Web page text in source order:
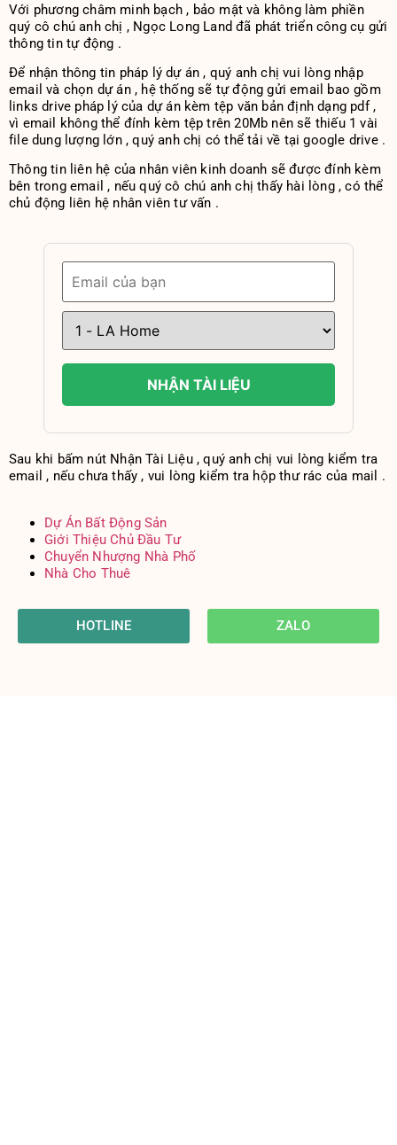
Với phương châm minh bạch , bảo mật và không làm phiền
quý cô chú anh chị , Ngọc Long Land đã phát triển công cụ gửi
thông tin tự động .
Để nhận thông tin pháp lý dự án , quý anh chị vui lòng nhập
email và chọn dự án , hệ thống sẽ tự động gửi email bao gồm
links drive pháp lý của dự án kèm tệp văn bản định dạng pdf ,
vì email không thể đính kèm tệp trên 20Mb nên sẽ thiếu 1 vài
file dung lượng lớn , quý anh chị có thể tải về tại google drive .
Thông tin liên hệ của nhân viên kinh doanh sẽ được đính kèm
bên trong email , nếu quý cô chú anh chị thấy hài lòng , có thể
chủ động liên hệ nhân viên tư vấn .
NHẬN TÀI LIỆU
Sau khi bấm nút Nhận Tài Liệu , quý anh chị vui lòng kiểm tra
email , nếu chưa thấy , vui lòng kiểm tra hộp thư rác của mail .
Dự Án Bất Động Sản
Giới Thiệu Chủ Đầu Tư
Chuyển Nhượng Nhà Phố
Nhà Cho Thuê
HOTLINE ZALO